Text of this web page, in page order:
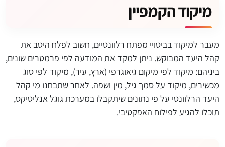
מיקוד הקמפיין
מעבר למיקוד בביטויי מפתח רלוונטיים, חשוב לפלח היטב את
קהל היעד המבוקש. ניתן למקד את המודעה לפי פרמטרים שונים,
ביניהם: מיקוד לפי מיקום גיאוגרפי (ארץ, עיר), מיקוד לפי סוג
מכשירים, מיקוד על סמך גיל, מין ושפה. לאחר שתבחנו מי קהל
היעד הרלוונטי על פי נתונים שיתקבלו במערכת גוגל אנליטיקס,
תוכלו להגיע לפילוח האפקטיבי.